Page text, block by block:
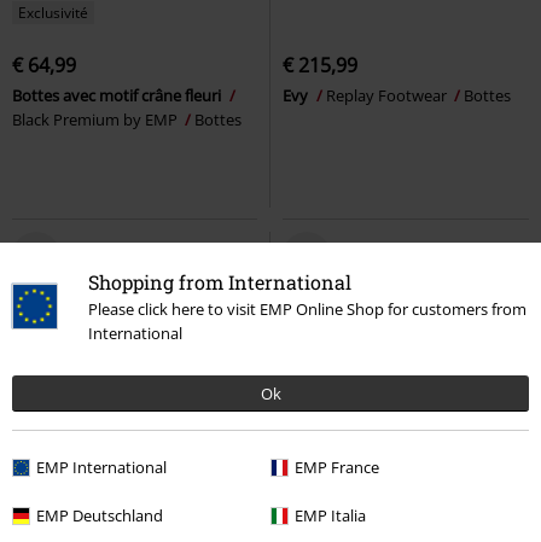
Shopping from International
Please click here to visit EMP Online Shop for customers from
International
Ok
EMP International EMP France
EMP Deutschland EMP Italia
Exclusivité
€ 64,99
Bottes avec motif crâne fleuri
Black Premium by EMP
Bottes
€ 215,99
Evy Replay Footwear Bottes
€ 75,99
Exclusivité
Détails métalliques
€ 75,99